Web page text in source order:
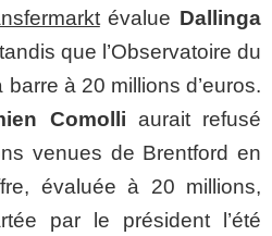
évalue Dallinga
que l’Observatoire du
à 20 millions d’euros.
Comolli aurait refusé
venues de Brentford en
évaluée à 20 millions,
par le président l’été